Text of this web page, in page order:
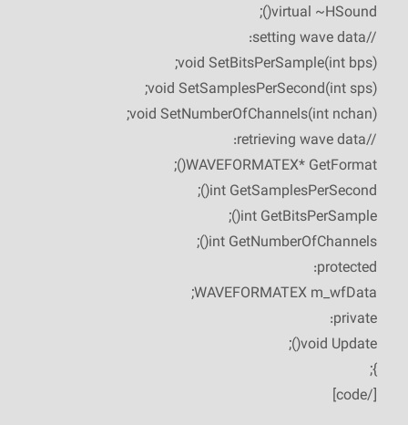
virtual ~HSound();
//setting wave data:
void SetBitsPerSample(int bps);
void SetSamplesPerSecond(int sps);
void SetNumberOfChannels(int nchan);
//retrieving wave data:
WAVEFORMATEX* GetFormat();
int GetSamplesPerSecond();
int GetBitsPerSample();
int GetNumberOfChannels();
protected:
WAVEFORMATEX m_wfData;
private:
void Update();
};
[/code]